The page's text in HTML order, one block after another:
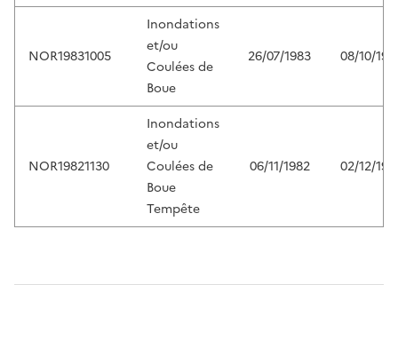
NOR19831005
Inondations
et/ou
Coulées de
Boue
26/07/1983 08/10/
NOR19821130
Inondations
et/ou
Coulées de
Boue
Tempête
06/11/1982 02/12/